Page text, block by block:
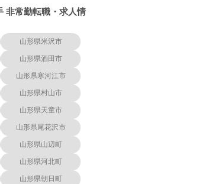
非常勤転職・求人情
山形県米沢市
山形県酒田市
山形県寒河江市
山形県村山市
山形県天童市
山形県尾花沢市
山形県山辺町
山形県河北町
山形県朝日町